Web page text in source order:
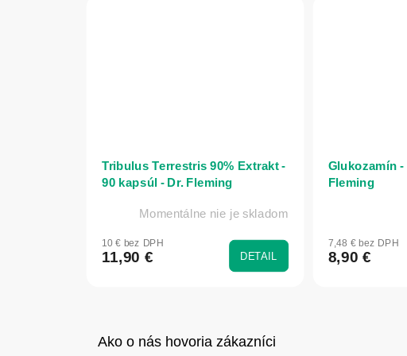
Tribulus Terrestris 90% Extrakt -
90 kapsúl - Dr. Fleming
Momentálne nie je skladom
10 € bez DPH
11,90 € DETAIL
Glukozamín -
Fleming
7,48 € bez DPH
8,90 €